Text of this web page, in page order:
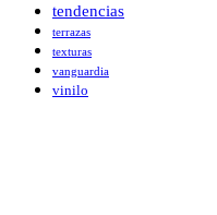
tendencias
terrazas
texturas
vanguardia
vinilo